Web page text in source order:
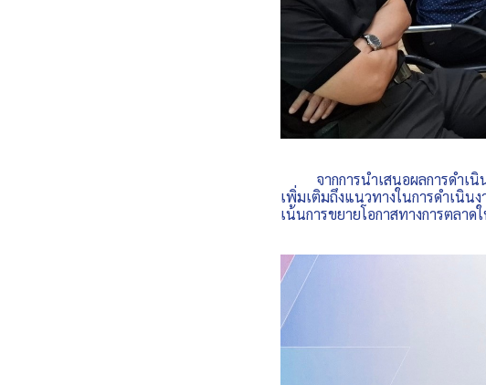
จากการนำเสนอผลการดำเนิน
เพิ่มเติมถึงแนวทางในการดำเนิน
เน้นการขยายโอกาสทางการตลาด